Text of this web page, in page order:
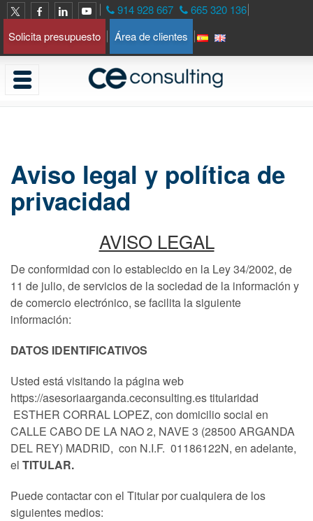
914 928 667
665 320 136
Solicita presupuesto
Área de clientes
Aviso legal y política de
privacidad
AVISO LEGAL
De conformidad con lo establecido en la Ley 34/2002, de
11 de julio, de servicios de la sociedad de la información y
de comercio electrónico, se facilita la siguiente
información:
DATOS IDENTIFICATIVOS
Usted está visitando la página web
https://asesoriaarganda.ceconsulting.es titularidad
ESTHER CORRAL LOPEZ, con domicilio social en
CALLE CABO DE LA NAO 2, NAVE 3 (28500 ARGANDA
DEL REY) MADRID, con N.I.F. 01186122N, en adelante,
el TITULAR.
Puede contactar con el Titular por cualquiera de los
siguientes medios: